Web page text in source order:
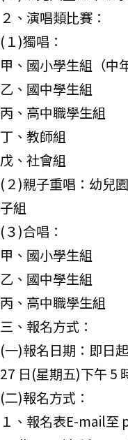
２、演唱類比賽：
(１)獨唱：
甲、國小學生組（中
乙、國中學生組
丙、高中職學生組
丁、教師組
戊、社會組
(２)親子重唱：幼兒
子組
(３)合唱：
甲、國小學生組
乙、國中學生組
丙、高中職學生組
三、報名方式：
(一)報名日期：即日
27 日(星期五)下午 5
(二)報名方式：
１、報名表E-mail至